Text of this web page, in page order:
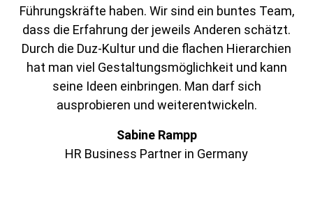
Führungskräfte haben. Wir sind ein buntes Team,
dass die Erfahrung der jeweils Anderen schätzt.
Durch die Duz-Kultur und die flachen Hierarchien
hat man viel Gestaltungsmöglichkeit und kann
seine Ideen einbringen. Man darf sich
ausprobieren und weiterentwickeln.
Sabine Rampp
HR Business Partner in Germany